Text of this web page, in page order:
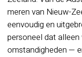
meren van Nieuw-
eenvoudig en
personeel dat
omstandigheden —